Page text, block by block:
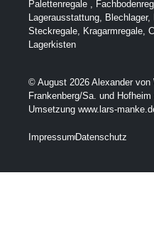
Palettenregale
Lagerausstattung
Blechlager,
Steckregale
Kragarmregale
Lagerkisten
© August 2026 Alexander von
Frankenberg/Sa. und
Umsetzung www.lars-
Impressum Datenschutz